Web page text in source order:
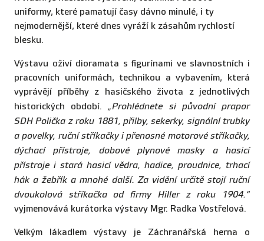
uniformy, které pamatují časy dávno minulé, i ty
nejmodernější, které dnes vyráží k zásahům rychlostí
blesku.
Výstavu oživí dioramata s figurínami ve slavnostních i
pracovních uniformách, technikou a vybavením, která
vyprávějí příběhy z hasičského života z jednotlivých
historických období.„Prohlédnete si původní prapor
SDH Polička z roku 1881, přilby, sekerky, signální trubky
a povelky, ruční stříkačky i přenosné motorové stříkačky,
dýchací přístroje, dobové plynové masky a hasicí
přístroje i stará hasicí vědra, hadice, proudnice, trhací
hák a žebřík a mnohé další. Za vidění určitě stojí ruční
dvoukolová stříkačka od firmy Hiller z roku 1904.“
vyjmenovává kurátorka výstavy Mgr. Radka Vostřelová.
Velkým lákadlem výstavy je Záchranářská herna o